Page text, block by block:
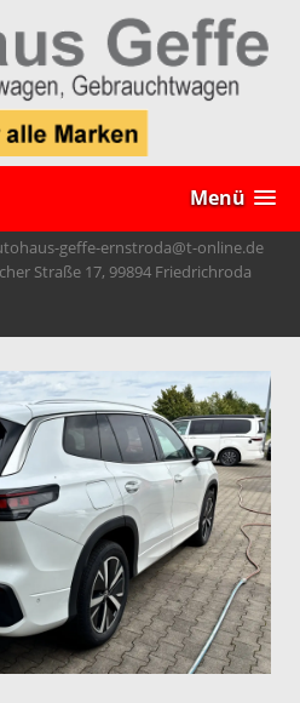
Menü
geffe-ernstroda@t-online.de
Straße 17, 99894 Friedrichroda